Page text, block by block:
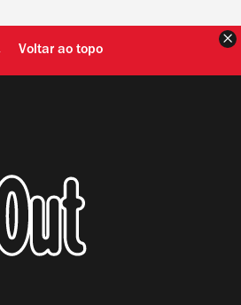
Voltar ao topo